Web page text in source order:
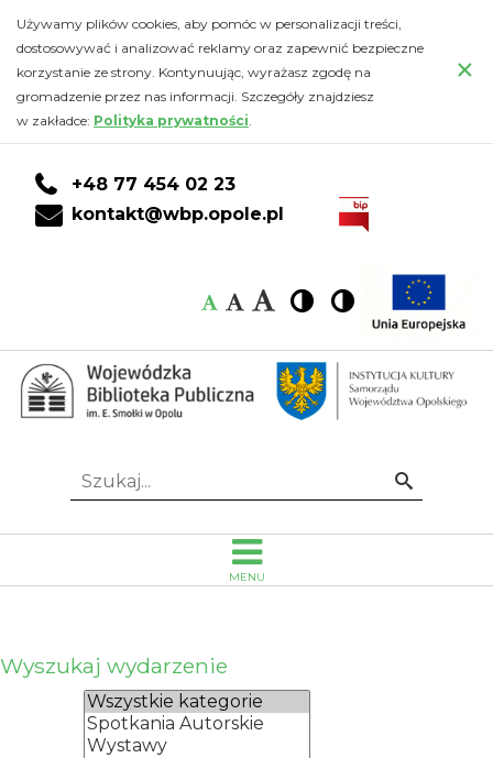
Kalendarz
Wojewódzka
Biblioteka
Publiczna
Emanuela
Smołki
w
Opolu
do
głównej
treści
DO
KONTA
CZYTELNIKA
DO
WYSZUKIWARKI
do
stopki
Używamy plików cookies, aby pomóc w personalizacji treści,
dostosowywać i analizować reklamy oraz zapewnić bezpieczne
korzystanie ze strony. Kontynuując, wyrażasz zgodę na
gromadzenie przez nas informacji. Szczegóły znajdziesz
w zakładce: Polityka prywatności.
×
+48 77 454 02 23
kontakt@wbp.opole.pl
Czcionka:
Czcionka
Czcionka
Czcionka
Wysoki
kontrast
Wysoki
kontrast
Idź
Szukaj...
MENU
Wyszukaj wydarzenie